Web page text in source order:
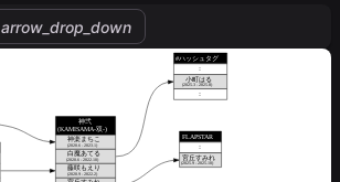
arrow_drop_down